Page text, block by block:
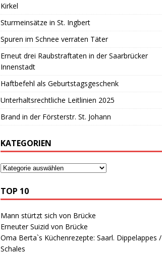
Kirkel
Sturmeinsätze in St. Ingbert
Spuren im Schnee verraten Täter
Erneut drei Raubstraftaten in der Saarbrücker
Innenstadt
Haftbefehl als Geburtstagsgeschenk
Unterhaltsrechtliche Leitlinien 2025
Brand in der Försterstr. St. Johann
KATEGORIEN
TOP 10
Mann stürtzt sich von Brücke
Erneuter Suizid von Brücke
Oma Berta`s Küchenrezepte: Saarl. Dippelappes /
Schales